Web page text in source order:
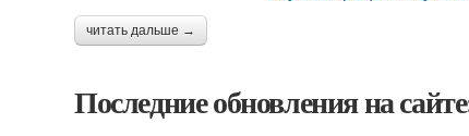
читать дальше →
Последние обновления на